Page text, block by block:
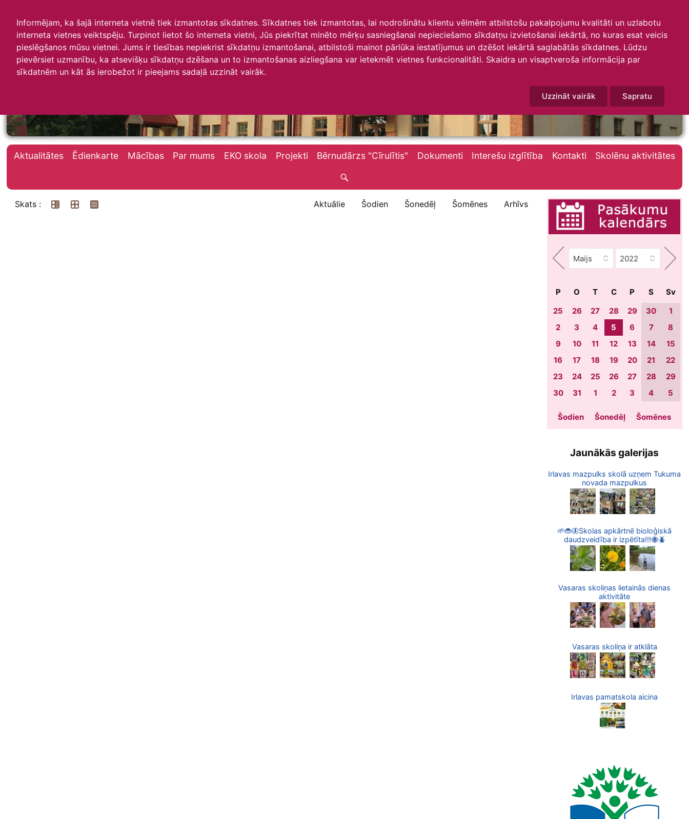
Informējam, ka šajā interneta vietnē tiek izmantotas sīkdatnes. Sīkdatnes tiek izmantotas, lai nodrošinātu klientu vēlmēm atbilstošu pakalpojumu kvalitāti un uzlabotu
interneta vietnes veiktspēju. Turpinot lietot šo interneta vietni, Jūs piekrītat minēto mērķu sasniegšanai nepieciešamo sīkdatņu izvietošanai iekārtā, no kuras esat veicis
pieslēgšanos mūsu vietnei. Jums ir tiesības nepiekrist sīkdatņu izmantošanai, atbilstoši mainot pārlūka iestatījumus un dzēšot iekārtā saglabātās sīkdatnes. Lūdzu
pievērsiet uzmanību, ka atsevišķu sīkdatņu dzēšana un to izmantošanas aizliegšana var ietekmēt vietnes funkcionalitāti. Skaidra un visaptveroša informācija par
sīkdatnēm un kāt ās ierobežot ir pieejams sadaļā uzzināt vairāk.
Uzzināt vairāk Sapratu
Irlavas skola
Aktualitātes Ēdienkarte Mācības Par mums EKO skola Projekti Bērnudārzs "Cīrulītis" Dokumenti Interešu izglītība Kontakti Skolēnu aktivitātes
Skats : Aktuālie Šodien Šonedēļ Šomēnes Arhīvs
P O T C P S
Sv
25
26 27 28 29 30
1
2
3 4 5 6 7
8
9
10 11 12 13 14
15
16
17 18 19 20 21
22
23
24 25 26 27 28
29
30
31 1 2 3 4 5
Šodien Šonedēļ Šomēnes
Jaunākās galerijas
Irlavas mazpulks skolā uzņem Tukuma
novada mazpulkus
🌱🐞🦋Skolas apkārtnē bioloģiskā
daudzveidība ir izpētīta!!!🐝🪲
Vasaras skoliņas lietainās dienas
aktivitāte
Vasaras skoliņa ir atklāta
Irlavas pamatskola aicina